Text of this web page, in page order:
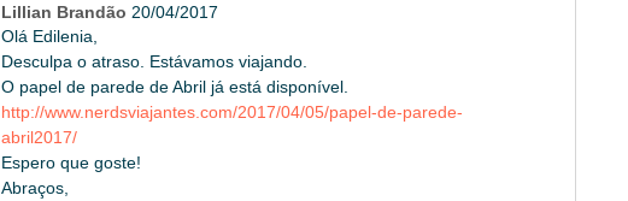
Lillian Brandão 20/04/2017
Olá Edilenia,
Desculpa o atraso. Estávamos viajando.
O papel de parede de Abril já está disponível.
http://www.nerdsviajantes.com/2017/04/05/papel-de-parede-
abril2017/
Espero que goste!
Abraços,